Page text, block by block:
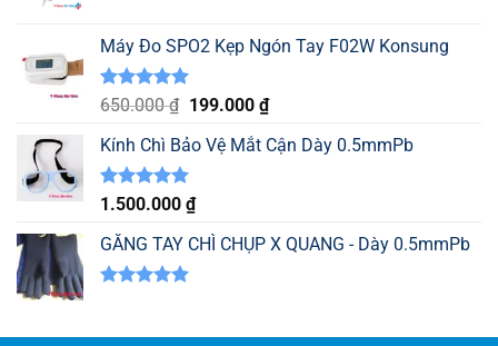
5 sao
Máy Đo SPO2 Kẹp Ngón Tay F02W Konsung
Được xếp
5.00
5 sao
650.000₫ Giá
là:
650.000 ₫.
199.000 ₫Giá
tại
Kính Chì Bảo Vệ Mắt Cận Dày 0.5mmPb
Được xếp
5 sao
1.500.000 ₫
GĂNG TAY CHÌ CHỤP X QUANG - Dày 0.5mmPb
5 sao